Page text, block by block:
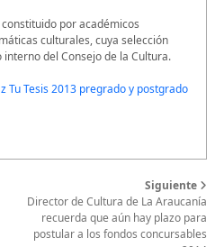
por académicos
culturales, cuya selección
del Consejo de la Cultura.
Tu Tesis 2013 pregrado y postgrado
Siguiente
Director de Cultura de La Araucanía
recuerda que aún hay plazo para
postular a los fondos concursables